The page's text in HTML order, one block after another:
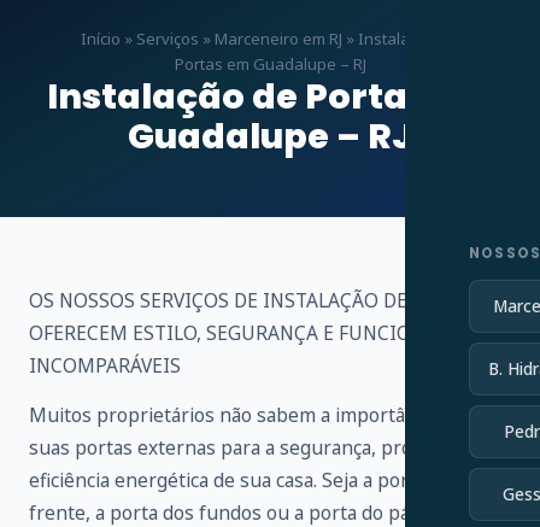
B.
Início » Serviços » Marceneiro em RJ » Instalação de
Portas em Guadalupe – RJ
Instalação de Portas em
Guadalupe – RJ
OS NOSSOS SERVIÇOS DE INSTALAÇÃO DE PORTAS
OFERECEM ESTILO, SEGURANÇA E FUNCIONALIDADE
INCOMPARÁVEIS
Muitos proprietários não sabem a importância de
suas portas externas para a segurança, proteção e
eficiência energética de sua casa. Seja a porta da
frente, a porta dos fundos ou a porta do pátio, cada